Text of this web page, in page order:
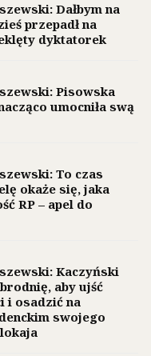
Dałbym na
przepadł na
dyktatorek
Pisowska
umocniła swą
To czas
okaże się, jaka
RP – apel do
Kaczyński
aby ujść
i osadzić na
swojego